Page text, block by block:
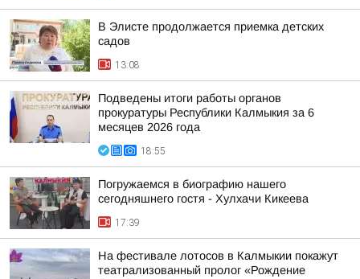
В Элисте продолжается приемка детских
садов
13:08
Подведены итоги работы органов
прокуратуры Республики Калмыкия за 6
месяцев 2026 года
18:55
Погружаемся в биографию нашего
сегодняшнего гостя - Хулхачи Кикеева
17:39
На фестивале лотосов в Калмыкии покажут
театрализованный пролог «Рождение